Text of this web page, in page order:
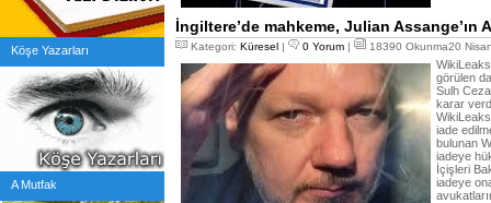
Köşe Yazarları
A Mutfak
İngiltere’de mahkeme, Julian Assange’ın
Kategori: Küresel | 0 Yorum | 18390 Okunma20
görülen
Sulh
karar
iade
bulunan
iadeye
İçişleri
iadeye